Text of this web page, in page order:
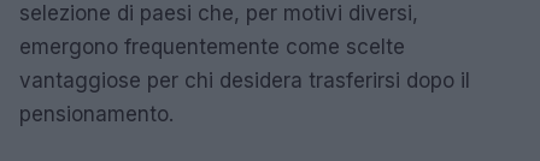
selezione di paesi che, per motivi diversi,
emergono frequentemente come scelte
vantaggiose per chi desidera trasferirsi dopo il
pensionamento.